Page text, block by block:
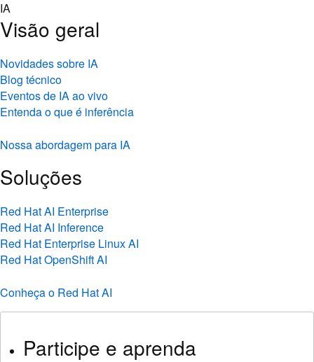
Skip
to
content
IA
Visão geral
Novidades sobre IA
Blog técnico
Eventos de IA ao vivo
Entenda o que é inferência
Nossa abordagem para IA
Soluções
Red Hat AI Enterprise
Red Hat AI Inference
Red Hat Enterprise Linux AI
Red Hat OpenShift AI
Conheça o Red Hat AI
Participe e aprenda